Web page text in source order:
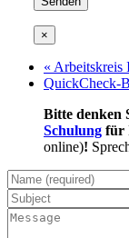
×
« Arbeitskreis
QuickCheck-
Bitte denken
Schulung für
online)!